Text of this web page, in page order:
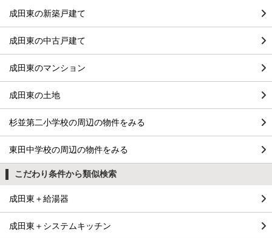
成田東の新築戸建て
成田東の中古戸建て
成田東のマンション
成田東の土地
杉並第二小学校の周辺の物件をみる
東田中学校の周辺の物件をみる
こだわり条件から類似検索
成田東＋給湯器
成田東＋システムキッチン